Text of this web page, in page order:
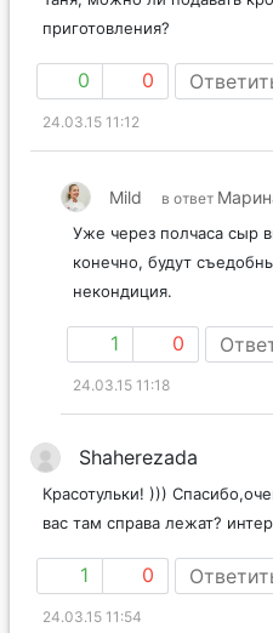
приготовления?
0 0
24.03.15 11:12
Mild в ответ
Уже через полчаса сыр
конечно, будут
некондиция.
1 0
24.03.15 11:18
Shaherezada
Красотульки! )))
вас там справа лежат?
1 0
24.03.15 11:54